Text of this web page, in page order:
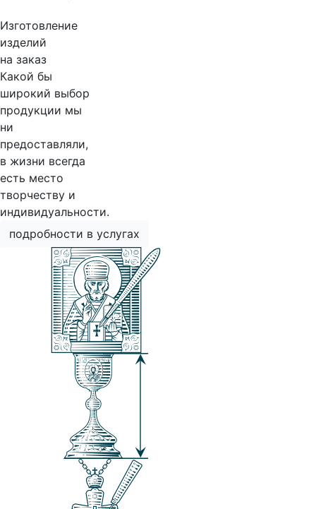
Изготовление
изделий
на заказ
Какой бы
широкий выбор
продукции мы
ни
предоставляли,
в жизни всегда
есть место
творчеству и
индивидуальности.
подробности в услугах